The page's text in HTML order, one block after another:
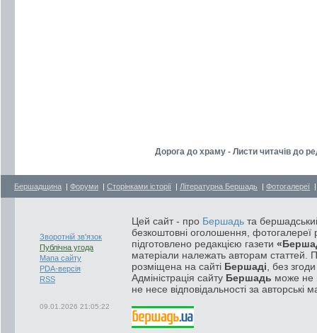
Дорога до храму - Листи читачів до
Бершадщина | Форуми | Сторінками історії | Літературна Бершадь | Фотогалереї
Зворотній зв'язок
Публічна угода
Мапа сайту
PDA-версія
RSS
09.01.2026 21:05:22
Цей сайт - про Бершадь та
безкоштовні оголошення, фотогалереї
підготовлено редакцією газети
матеріали належать авторам статтей.
розміщена на сайті Бершаді , без
Адміністрація сайту Бершадь може не
не несе відповідальності за авторські